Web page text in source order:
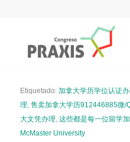
Etiquetado: 加拿大学历学位认证
理, 售卖加拿大学历912446885微/
大文凭办理, 这些都是每一位留学
McMaster University